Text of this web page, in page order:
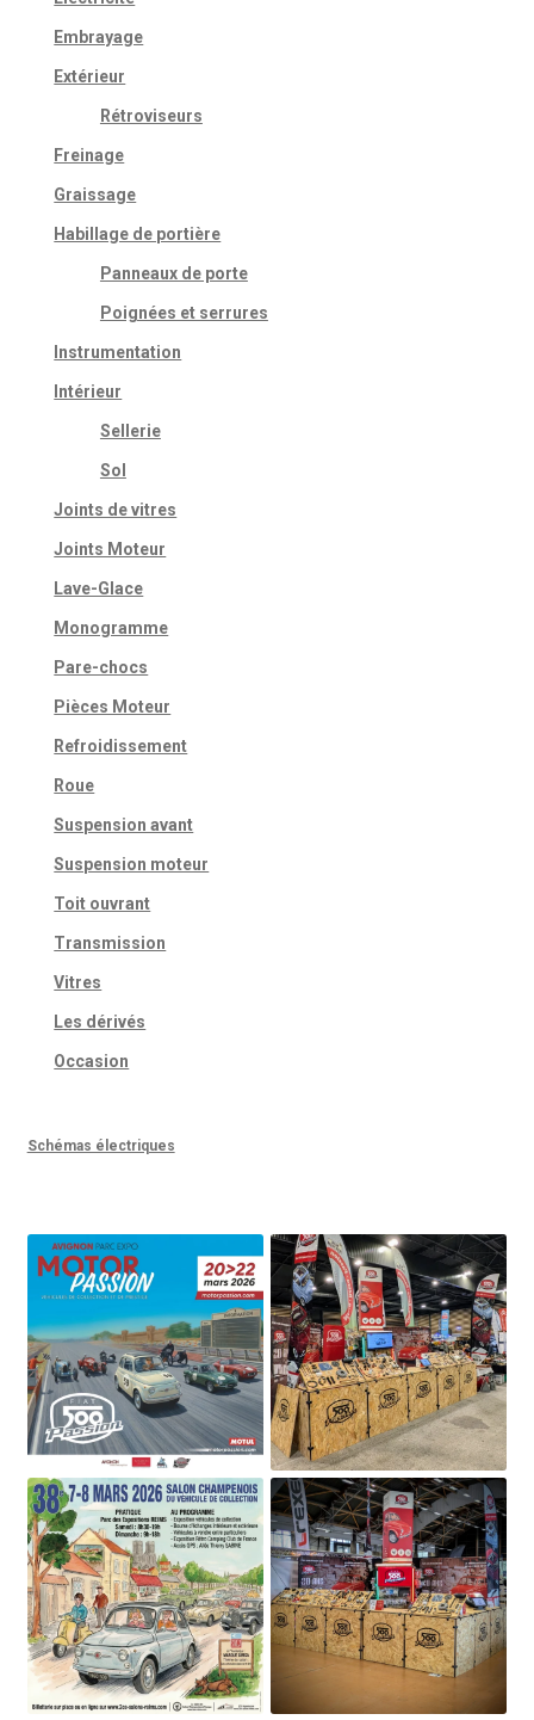
Embrayage
Extérieur
Rétroviseurs
Freinage
Graissage
Habillage de portière
Panneaux de porte
Poignées et serrures
Instrumentation
Intérieur
Sellerie
Sol
Joints de vitres
Joints Moteur
Lave-Glace
Monogramme
Pare-chocs
Pièces Moteur
Refroidissement
Roue
Suspension avant
Suspension moteur
Toit ouvrant
Transmission
Vitres
Les dérivés
Occasion
Schémas électriques